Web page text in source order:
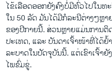
ໄຂ້ເລືອດອອກຍັງຄົງບໍ່ມີທົ່ວໄປໃນ
ໃນ 50 ລັດ ມັນໄດ້ມີກໍລະນີຕ່າງໆຫຼາ
ຂອງປີກາຍນີ້. ສ່ວນຫຼາຍແມ່ນການຕິ
ປະເທດ, ແລະ ບັນດາເຈົ້າໜ້າທີ່ໄດ້
ລະບາດໃນປັດຈຸບັນນີ້. ແຕ່ເຂົາເຈົ້າ
ໄພຂົ່ມຂູ່.